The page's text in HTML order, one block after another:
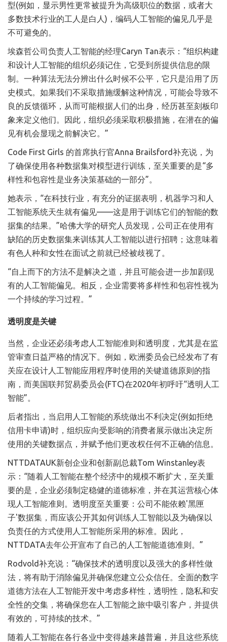
型(例如，显示男性更常被提升为高级职位的数据，或者大
多数技术行业的工人是白人)，编码人工智能的偏见几乎是
不可避免的。
埃森哲公司负责人工智能的经理Caryn Tan表示：“组织构建
和设计人工智能的组织必须记住，它受到所提供信息的限
制。一种算法无法分辨出什么时候不公平，它只是沿用了历
史模式。如果我们不采取措施缓解这种情况，可能会导致不
良的反馈循环，从而可能根据人们的出身，经历甚至刻板印
象来定义他们。因此，组织必须采取积极措施，在潜在的偏
见有机会显现之前解决它。”
Code First Girls 的首席执行官Anna Brailsford补充说，为
了确保使用各种数据集对模型进行训练，至关重要的是“多
样性和包容性是业务决策基础的一部分”。
她表示，“在科技行业，有充分的证据表明，机器学习和人
工智能系统天生就有偏见——这是用于训练它们的智能的数
据集的结果。”哈佛大学的研究人员发现，公司正在使用有
缺陷的历史数据集来训练其人工智能以进行招聘；这意味着
有色人种和女性在面试之前就已经被歧视了。
“自上而下的方法不是解决之道，并且可能会进一步加剧现
有的人工智能偏见。相反，企业需要将多样性和包容性视为
一个持续的学习过程。”
透明度是关键
当然，企业还必须考虑人工智能准则和透明度，尤其是在监
管审查日益严格的情况下。例如，欧洲委员会已经发布了有
关应在设计人工智能应用程序时使用的关键道德原则的指
南，而美国联邦贸易委员会(FTC)在2020年初呼吁“透明人工
智能”。
后者指出，当启用人工智能的系统做出不利决定(例如拒绝
信用卡申请)时，组织应向受影响的消费者展示做出决定所
使用的关键数据点，并赋予他们更改权任何不正确的信息。
NTTDATAUK新创企业和创新副总裁Tom Winstanley表
示：“随着人工智能在整个经济中的规模不断扩大，至关重
要的是，企业必须制定稳健的道德标准，并在其运营核心体
现人工智能准则。透明度至关重要：公司不能依赖'黑匣
子'数据集，而应该公开其如何训练人工智能以及为确保以
负责任的方式使用人工智能所采用的标准。因此，
NTTDATA去年公开宣布了自己的人工智能道德准则。”
Rodvold补充说：“确保技术的透明度以及强大的多样性做
法，将有助于消除偏见并确保您建立公众信任。全面的数字
道德方法在人工智能开发中考虑多样性，透明性，隐私和安
全性的交集，将确保您在人工智能之旅中吸引客户，并提供
有效的，可持续的技术。”
随着人工智能在各行各业中变得越来越普遍，并且这些系统